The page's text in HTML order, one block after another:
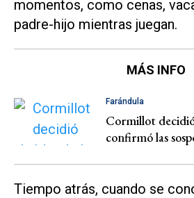
momentos, como cenas,
padre-hijo mientras juegan.
MÁS INFO
Farándula
Cormillot
confirmó las
Tiempo atrás, cuando se